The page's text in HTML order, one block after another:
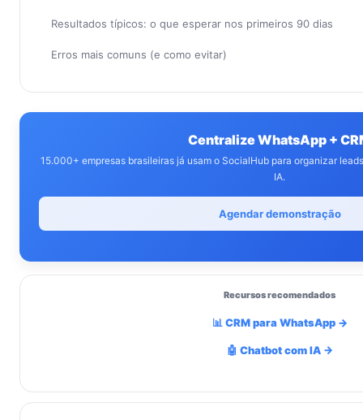
Resultados típicos: o que esperar nos primeiros 90 dias
Erros mais comuns (e como evitar)
Centralize WhatsApp +
15.000+ empresas brasileiras já usam o SocialHub para organizar
IA.
Agendar demonstração
Recursos recomendados
📊 CRM para WhatsApp →
🤖 Chatbot com IA →